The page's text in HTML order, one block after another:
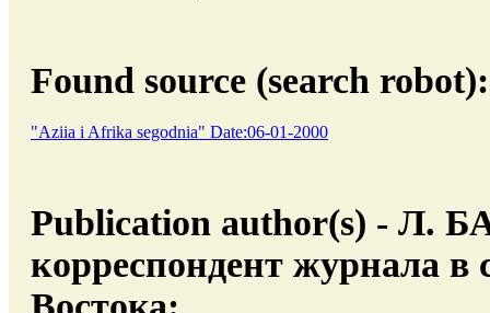
Found source (search robot):
"Aziia i Afrika segodnia" Date:06-01-2000
Publication author(s) - Л.
корреспондент журнала в